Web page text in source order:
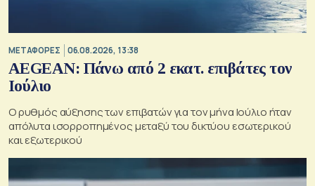
ΜΕΤΑΦΟΡΕΣ 06.08.2026, 13:38
AEGEAN: Πάνω από 2 εκατ. επιβάτες τον
Ιούλιο
Ο ρυθμός αύξησης των επιβατών για τον μήνα Ιούλιο ήταν
απόλυτα ισορροπημένος μεταξύ του δικτύου εσωτερικού
και εξωτερικού